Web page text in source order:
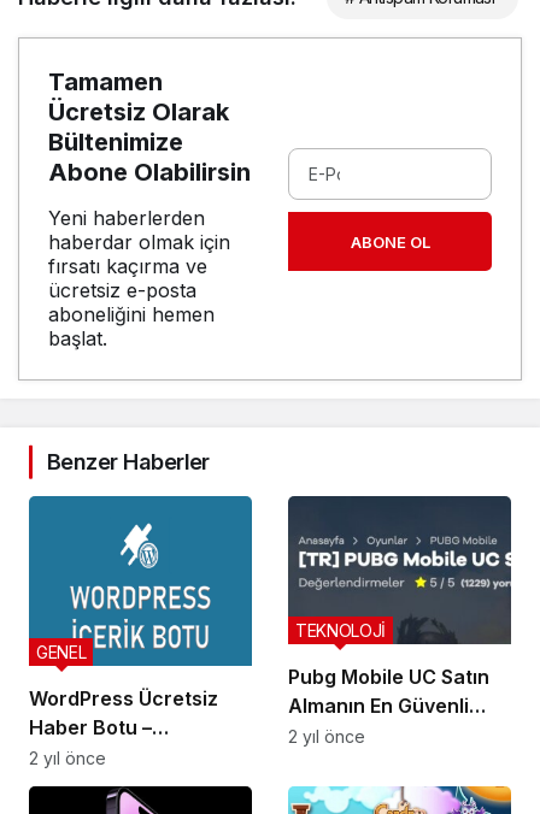
Tamamen
Ücretsiz Olarak
Bültenimize
Abone Olabilirsin
Yeni haberlerden
haberdar olmak için
fırsatı kaçırma ve
ücretsiz e-posta
aboneliğini hemen
başlat.
ABONE OL
Benzer Haberler
WordPress Ücretsiz
Haber Botu –
Wordpress Otomatik
İçerik Çekme Botu
GENEL
2 yıl önce
Pubg Mobile UC Satın
Almanın En Güvenli
Yolu
TEKNOLOJİ
2 yıl önce